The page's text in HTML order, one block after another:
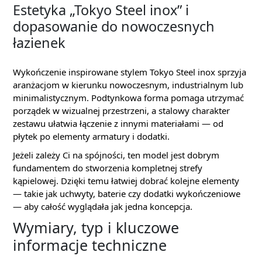
Estetyka „Tokyo Steel inox” i
dopasowanie do nowoczesnych
łazienek
Wykończenie inspirowane stylem Tokyo Steel inox sprzyja
aranżacjom w kierunku nowoczesnym, industrialnym lub
minimalistycznym. Podtynkowa forma pomaga utrzymać
porządek w wizualnej przestrzeni, a stalowy charakter
zestawu ułatwia łączenie z innymi materiałami — od
płytek po elementy armatury i dodatki.
Jeżeli zależy Ci na spójności, ten model jest dobrym
fundamentem do stworzenia kompletnej strefy
kąpielowej. Dzięki temu łatwiej dobrać kolejne elementy
— takie jak uchwyty, baterie czy dodatki wykończeniowe
— aby całość wyglądała jak jedna koncepcja.
Wymiary, typ i kluczowe
informacje techniczne